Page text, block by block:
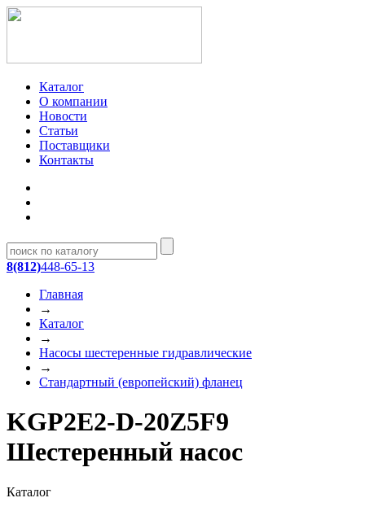
Каталог
О компании
Новости
Статьи
Поставщики
Контакты
8(812)448-65-13
Главная
→
Каталог
→
Насосы шестеренные гидравлические
→
Стандартный (европейский) фланец
KGP2E2-D-20Z5F9
Шестеренный насос
Каталог